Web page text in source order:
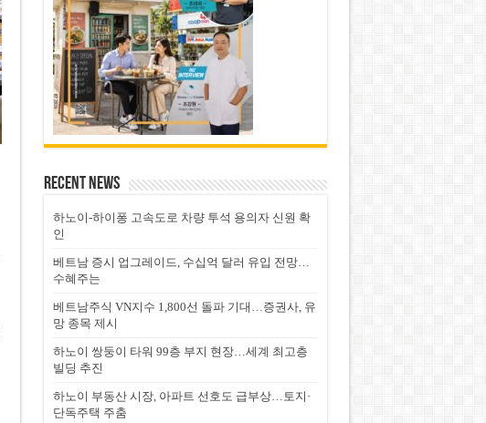
Recent News
하노이-하이퐁 고속도로 차량 투석 용의자 신원 확
인
베트남 증시 업그레이드, 수십억 달러 유입 전망…
수혜주는
베트남주식 VN지수 1,800선 돌파 기대…증권사, 유
망 종목 제시
하노이 쌍둥이 타워 99층 부지 현장…세계 최고층
빌딩 추진
하노이 부동산 시장, 아파트 선호도 급부상…토지·
단독주택 주춤